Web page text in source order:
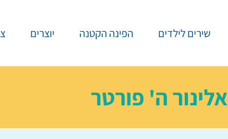
שירים לילדים הפינה הקטנה יוצרים
אלינור ה' פורטר